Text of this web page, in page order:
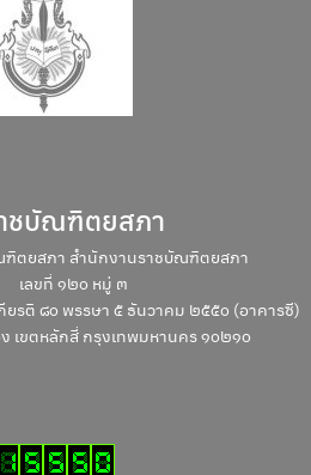
ชบัณฑิตยสภา
ฑิตยสภา สำนักงานราชบัณฑิตยสภา
เลขที่ ๑๒๐ หมู่ ๓
ยรติ ๘๐ พรรษา ๕ ธันวาคม ๒๕๕๐ (อาคารซี)
เขตหลักสี่ กรุงเทพมหานคร ๑๐๒๑๐